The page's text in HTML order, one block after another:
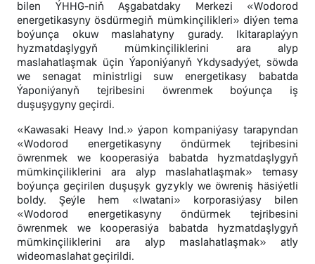
bilen ÝHHG-niň Aşgabatdaky Merkezi «Wodorod
energetikasyny ösdürmegiň mümkinçilikleri» diýen tema
boýunça okuw maslahatyny gurady. Ikitaraplaýyn
hyzmatdaşlygyň mümkinçiliklerini ara alyp
maslahatlaşmak üçin Ýaponiýanyň Ykdysadyýet, söwda
we senagat ministrligi suw energetikasy babatda
Ýaponiýanyň tejribesini öwrenmek boýunça iş
duşuşygyny geçirdi.
«Kawasaki Heavy Ind.» ýapon kompaniýasy tarapyndan
«Wodorod energetikasyny öndürmek tejribesini
öwrenmek we kooperasiýa babatda hyzmatdaşlygyň
mümkinçiliklerini ara alyp maslahatlaşmak» temasy
boýunça geçirilen duşuşyk gyzykly we öwreniş häsiýetli
boldy. Şeýle hem «Iwatani» korporasiýasy bilen
«Wodorod energetikasyny öndürmek tejribesini
öwrenmek we kooperasiýa babatda hyzmatdaşlygyň
mümkinçiliklerini ara alyp maslahatlaşmak» atly
wideomaslahat geçirildi.